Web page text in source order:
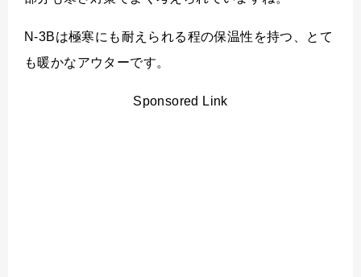
N-3Bは極寒にも耐えられる程の保温性を持つ、とて
も暖かなアウターです。
Sponsored Link